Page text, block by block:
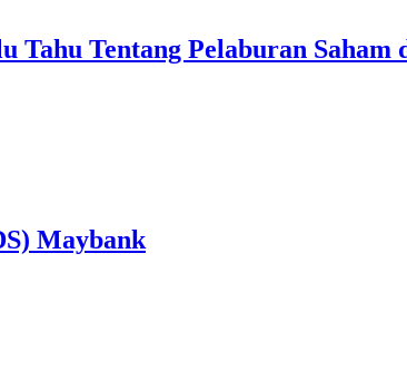
Tahu Tentang Pelaburan Saham
Maybank